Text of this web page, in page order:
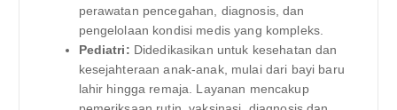
perawatan pencegahan, diagnosis, dan
pengelolaan kondisi medis yang kompleks.
Pediatri: Didedikasikan untuk kesehatan dan
kesejahteraan anak-anak, mulai dari bayi baru
lahir hingga remaja. Layanan mencakup